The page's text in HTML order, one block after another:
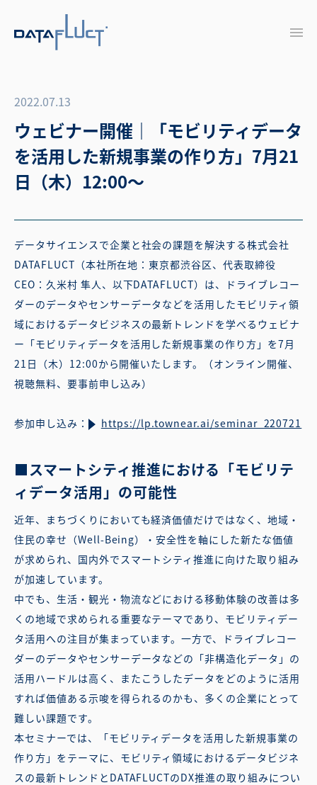
2022.07.13
ウェビナー開催｜「モビリティデータ
を活用した新規事業の作り方」7月21
日（木）12:00〜
データサイエンスで企業と社会の課題を解決する株式会社
DATAFLUCT（本社所在地：東京都渋谷区、代表取締役
CEO：久米村 隼人、以下DATAFLUCT）は、ドライブレコー
ダーのデータやセンサーデータなどを活用したモビリティ領
域におけるデータビジネスの最新トレンドを学べるウェビナ
ー「モビリティデータを活用した新規事業の作り方」を7月
21日（木）12:00から開催いたします。（オンライン開催、
視聴無料、要事前申し込み）
参加申し込み： https://lp.townear.ai/seminar_220721
■スマートシティ推進における「モビリテ
ィデータ活用」の可能性
近年、まちづくりにおいても経済価値だけではなく、地域・
住民の幸せ（Well-Being）・安全性を軸にした新たな価値
が求められ、国内外でスマートシティ推進に向けた取り組み
が加速しています。
中でも、生活・観光・物流などにおける移動体験の改善は多
くの地域で求められる重要なテーマであり、モビリティデー
タ活用への注目が集まっています。一方で、ドライブレコー
ダーのデータやセンサーデータなどの「非構造化データ」の
活用ハードルは高く、またこうしたデータをどのように活用
すれば価値ある示唆を得られるのかも、多くの企業にとって
難しい課題です。
本セミナーでは、「モビリティデータを活用した新規事業の
作り方」をテーマに、モビリティ領域におけるデータビジネ
スの最新トレンドとDATAFLUCTのDX推進の取り組みについ